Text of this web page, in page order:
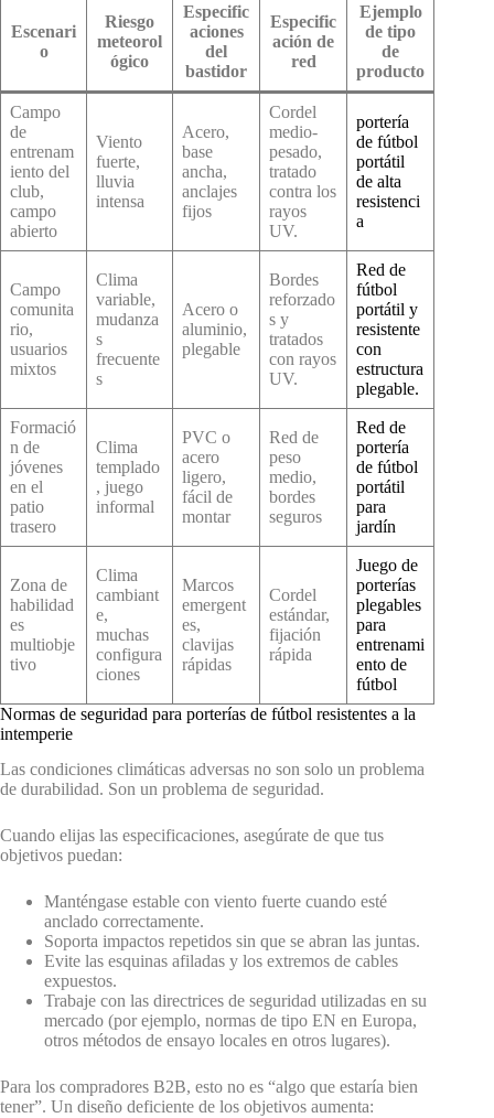
Escenari
o
Riesgo
meteorol
ógico
Especific
aciones
del
bastidor
Especific
ación de
red
Ejemplo
de tipo
de
producto
Campo
de
entrenam
iento del
club,
campo
abierto
Viento
fuerte,
lluvia
intensa
Acero,
base
ancha,
anclajes
fijos
Cordel
medio-
pesado,
tratado
contra los
rayos
UV.
portería
de fútbol
portátil
de alta
resistenci
a
Campo
comunita
rio,
usuarios
mixtos
Clima
variable,
mudanza
s
frecuente
s
Acero o
aluminio,
plegable
Bordes
reforzado
s y
tratados
con rayos
UV.
Red de
fútbol
portátil y
resistente
con
estructura
plegable.
Formació
n de
jóvenes
en el
patio
trasero
Clima
templado
, juego
informal
PVC o
acero
ligero,
fácil de
montar
Red de
peso
medio,
bordes
seguros
Red de
portería
de fútbol
portátil
para
jardín
Zona de
habilidad
es
multiobje
tivo
Clima
cambiant
e,
muchas
configura
ciones
Marcos
emergent
es,
clavijas
rápidas
Cordel
estándar,
fijación
rápida
Juego de
porterías
plegables
para
entrenami
ento de
fútbol
Normas de seguridad para porterías de fútbol resistentes a la
intemperie
Las condiciones climáticas adversas no son solo un problema
de durabilidad. Son un problema de seguridad.
Cuando elijas las especificaciones, asegúrate de que tus
objetivos puedan:
Manténgase estable con viento fuerte cuando esté
anclado correctamente.
Soporta impactos repetidos sin que se abran las juntas.
Evite las esquinas afiladas y los extremos de cables
expuestos.
Trabaje con las directrices de seguridad utilizadas en su
mercado (por ejemplo, normas de tipo EN en Europa,
otros métodos de ensayo locales en otros lugares).
Para los compradores B2B, esto no es “algo que estaría bien
tener”. Un diseño deficiente de los objetivos aumenta: